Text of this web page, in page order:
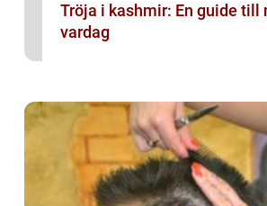
Tröja i kashmir: En guide till
vardag